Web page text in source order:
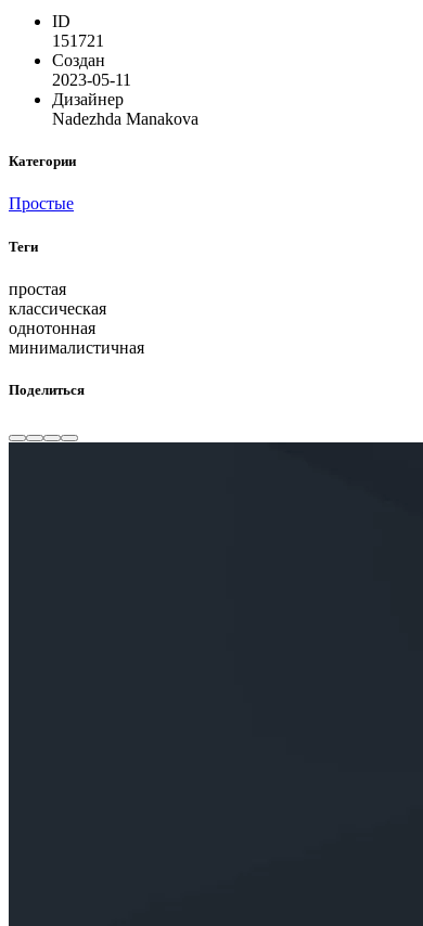
ID
151721
Создан
2023-05-11
Дизайнер
Nadezhda Manakova
Категории
Простые
Теги
простая
классическая
однотонная
минималистичная
Поделиться